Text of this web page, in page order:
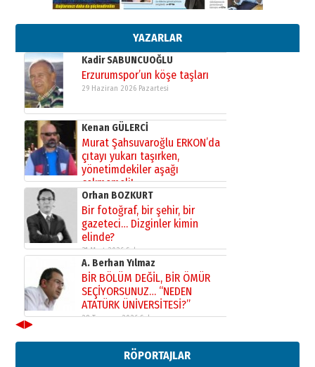
YAZARLAR
Başkan Sekmen’den Erzurum’a
bir vizyon proje daha!
02 Ağustos 2026 Pazar
Kadir SABUNCUOĞLU
Erzurumspor’un köşe taşları
29 Haziran 2026 Pazartesi
Kenan GÜLERCİ
Murat Şahsuvaroğlu ERKON’da
çıtayı yukarı taşırken,
yönetimdekiler aşağı
çekmemeli!
17 Şubat 2026 SalıOrhan BOZKURT
Bir fotoğraf, bir şehir, bir
gazeteci… Dizginler kimin
elinde?
31 Mart 2026 Salı
A. Berhan Yılmaz
BİR BÖLÜM DEĞİL, BİR ÖMÜR
SEÇİYORSUNUZ… “NEDEN
ATATÜRK ÜNİVERSİTESİ?”
28 Temmuz 2026 Salı
Ahmed Yesevi’den bir Alperen…
”Reisimiz” idi… Hakka yürüdü.!
◀▶
RÖPORTAJLAR